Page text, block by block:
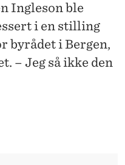
Ingleson ble
i en stilling
byrådet i Bergen,
– Jeg så ikke den